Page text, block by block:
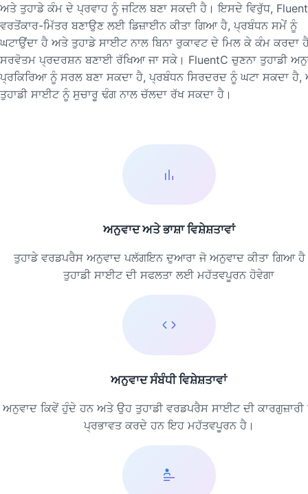
ਅਤੇ ਤੁਹਾਡੇ ਕੰਮ ਦੇ ਪ੍ਰਵਾਹ ਨੂੰ ਜਟਿਲ ਬਣਾ ਸਕਦੀ ਹੈ। ਇਸਦੇ ਵਿਰੁੱਧ,
ਵਰਤੋਂਕਾਰ-ਮਿੱਤਰ ਬਣਾਉਣ ਲਈ ਡਿਜ਼ਾਈਨ ਕੀਤਾ ਗਿਆ ਹੈ, ਪ੍ਰਬੰਧਨ ਸਮੇਂ ਨੂੰ
ਘਟਾਉਂਦਾ ਹੈ ਅਤੇ ਤੁਹਾਡੇ ਸਾਈਟ ਨਾਲ ਬਿਨਾ ਰੁਕਾਵਟ ਦੇ ਮਿਲ ਕੇ ਕੰਮ ਕਰਦਾ
ਸਰਵੋਤਮ ਪ੍ਰਦਰਸ਼ਨ ਬਣਾਈ ਰੱਖਿਆ ਜਾ ਸਕੇ। FluentC ਚੁਣਨਾ ਤੁਹਾਡੀ
ਪ੍ਰਕਿਰਿਆ ਨੂੰ ਸਰਲ ਬਣਾ ਸਕਦਾ ਹੈ, ਪ੍ਰਬੰਧਨ ਸਿਰਦਰਦ ਨੂੰ ਘਟਾ ਸਕਦਾ ਹੈ,
ਤੁਹਾਡੀ ਸਾਈਟ ਨੂੰ ਸੁਚਾਰੂ ਢੰਗ ਨਾਲ ਚੱਲਦਾ ਰੱਖ ਸਕਦਾ ਹੈ।
ਅਨੁਵਾਦ ਅਤੇ ਭਾਸ਼ਾ ਵਿਸ਼ੇਸ਼ਤਾਵਾਂ
ਤੁਹਾਡੇ ਵਰਡਪਰੈਸ ਅਨੁਵਾਦ ਪਲੱਗਇਨ ਦੁਆਰਾ ਜੋ ਅਨੁਵਾਦ ਕੀਤਾ ਗਿਆ
ਤੁਹਾਡੀ ਸਾਈਟ ਦੀ ਸਫਲਤਾ ਲਈ ਮਹੱਤਵਪੂਰਨ ਹੋਵੇਗਾ
ਅਨੁਵਾਦ ਸੰਬੰਧੀ ਵਿਸ਼ੇਸ਼ਤਾਵਾਂ
ਅਨੁਵਾਦ ਕਿਵੇਂ ਹੁੰਦੇ ਹਨ ਅਤੇ ਉਹ ਤੁਹਾਡੀ ਵਰਡਪਰੈਸ ਸਾਈਟ ਦੀ ਕਾਰਗੁਜ਼ਾਰੀ
ਪ੍ਰਭਾਵਤ ਕਰਦੇ ਹਨ ਇਹ ਮਹੱਤਵਪੂਰਨ ਹੈ।